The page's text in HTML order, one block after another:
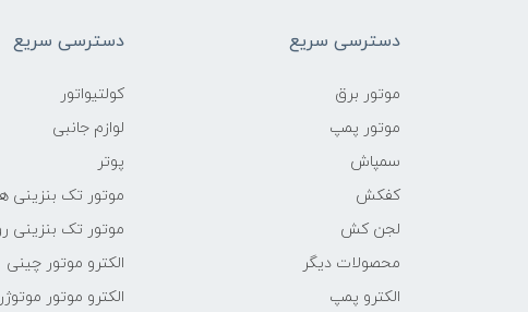
دسترسی سریع
موتور برق
موتور پمپ
سمپاش
کفکش
لجن کش
محصولات دیگر
الکترو پمپ
دسترسی سریع
کولتیواتور
لوازم جانبی
پوتر
موتور تک بنزینی
موتور تک بنزینی
الکترو موتور چینی
الکترو موتور